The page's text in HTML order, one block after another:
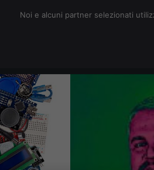
Noi e alcuni partner selezionati